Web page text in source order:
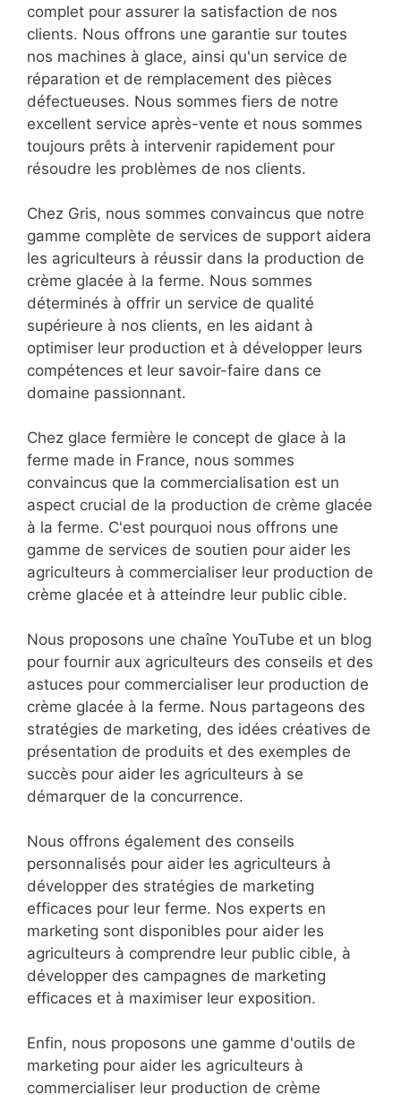
complet pour assurer la satisfaction de nos
clients. Nous offrons une garantie sur toutes
nos machines à glace, ainsi qu'un service de
réparation et de remplacement des pièces
défectueuses. Nous sommes fiers de notre
excellent service après-vente et nous sommes
toujours prêts à intervenir rapidement pour
résoudre les problèmes de nos clients.
Chez Gris, nous sommes convaincus que notre
gamme complète de services de support aidera
les agriculteurs à réussir dans la production de
crème glacée à la ferme. Nous sommes
déterminés à offrir un service de qualité
supérieure à nos clients, en les aidant à
optimiser leur production et à développer leurs
compétences et leur savoir-faire dans ce
domaine passionnant.
Chez glace fermière le concept de glace à la
ferme made in France, nous sommes
convaincus que la commercialisation est un
aspect crucial de la production de crème glacée
à la ferme. C'est pourquoi nous offrons une
gamme de services de soutien pour aider les
agriculteurs à commercialiser leur production de
crème glacée et à atteindre leur public cible.
Nous proposons une chaîne YouTube et un blog
pour fournir aux agriculteurs des conseils et des
astuces pour commercialiser leur production de
crème glacée à la ferme. Nous partageons des
stratégies de marketing, des idées créatives de
présentation de produits et des exemples de
succès pour aider les agriculteurs à se
démarquer de la concurrence.
Nous offrons également des conseils
personnalisés pour aider les agriculteurs à
développer des stratégies de marketing
efficaces pour leur ferme. Nos experts en
marketing sont disponibles pour aider les
agriculteurs à comprendre leur public cible, à
développer des campagnes de marketing
efficaces et à maximiser leur exposition.
Enfin, nous proposons une gamme d'outils de
marketing pour aider les agriculteurs à
commercialiser leur production de crème